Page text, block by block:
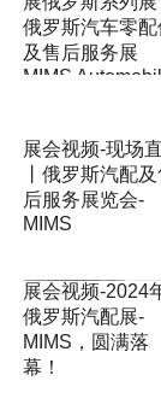
展会视频-现场
丨俄罗斯汽配及
后服务展览会-
MIMS